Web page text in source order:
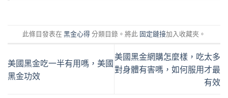
此條目發表在 黑金心得分類目錄。將此 固定鏈接加入收藏夾。
美國黑金吃一半有用嗎，美國
黑金功效
美國黑金網購怎麼樣，吃太多
對身體有害嗎，如何服用才最
有效